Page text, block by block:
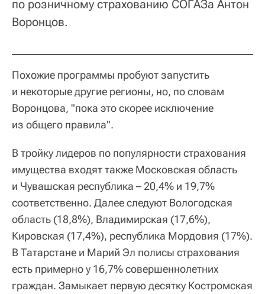
по розничному страхованию СОГАЗа Антон
Воронцов.
Похожие программы пробуют запустить
и некоторые другие регионы, но, по словам
Воронцова, "пока это скорее исключение
из общего правила".
В тройку лидеров по популярности страхования
имущества входят также Московская область
и Чувашская республика – 20,4% и 19,7%
соответственно. Далее следуют Вологодская
область (18,8%), Владимирская (17,6%),
Кировская (17,4%), республика Мордовия (17%).
В Татарстане и Марий Эл полисы страхования
есть примерно у 16,7% совершеннолетних
граждан. Замыкает первую десятку Костромская